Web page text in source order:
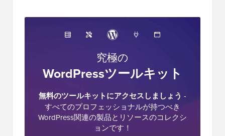
究極の
WordPressツールキット
無料のツールキットにアクセスしましょう -
すべてのプロフェッショナルが持つべき
WordPress関連の製品とリソースのコレクシ
ョンです！